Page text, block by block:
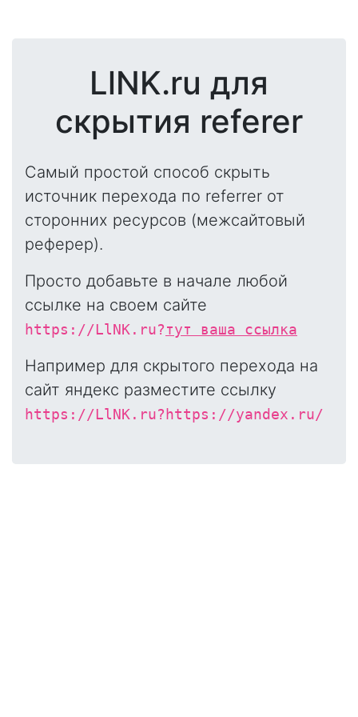
LlNK.ru для
скрытия referer
Самый простой способ скрыть
источник перехода по referrer от
сторонних ресурсов (межсайтовый
реферер).
Просто добавьте в начале любой
ссылке на своем сайте
https://LlNK.ru? тут ваша ссылка
Например для скрытого перехода на
сайт яндекс разместите ссылку
https://LlNK.ru?https://yandex.ru/